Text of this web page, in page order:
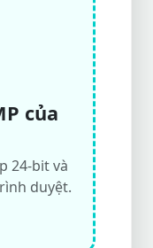
của
24-bit và
duyệt.